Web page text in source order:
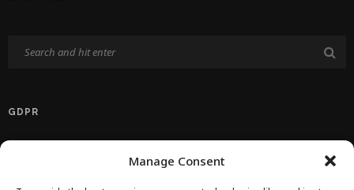
Manage Consent
GDPR